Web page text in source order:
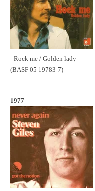
- Rock me / Golden lady
(BASF 05 19783-7)
1977